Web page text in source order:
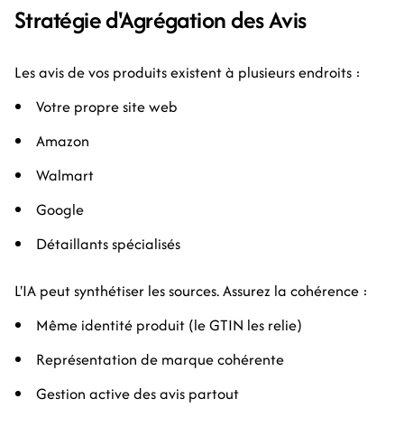
Stratégie d'Agrégation des Avis
Les avis de vos produits existent à plusieurs endroits :
Votre propre site web
Amazon
Walmart
Google
Détaillants spécialisés
L'IA peut synthétiser les sources. Assurez la cohérence :
Même identité produit (le GTIN les relie)
Représentation de marque cohérente
Gestion active des avis partout